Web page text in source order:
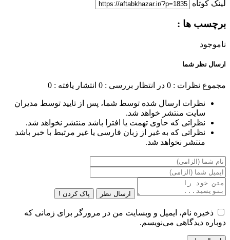
لینک کوتاه
برچسب ها :
ناموجود
ارسال نظر شما
مجموع نظرات : 0 در انتظار بررسی : 0 انتشار یافته : 0
نظرات ارسال شده توسط شما، پس از تایید توسط مدیران
سایت منتشر خواهد شد.
نظراتی که حاوی تهمت یا افترا باشد منتشر نخواهد شد.
نظراتی که به غیر از زبان فارسی یا غیر مرتبط با خبر باشد
منتشر نخواهد شد.
ارسال نظر پاک کردن !
ذخیره نام، ایمیل و وبسایت من در مرورگر برای زمانی که
دوباره دیدگاهی می‌نویسم.